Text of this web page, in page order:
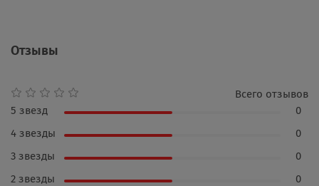
Отзывы
Всего отзывов
5 звезд
0
4 звезды
0
3 звезды
0
2 звезды
0